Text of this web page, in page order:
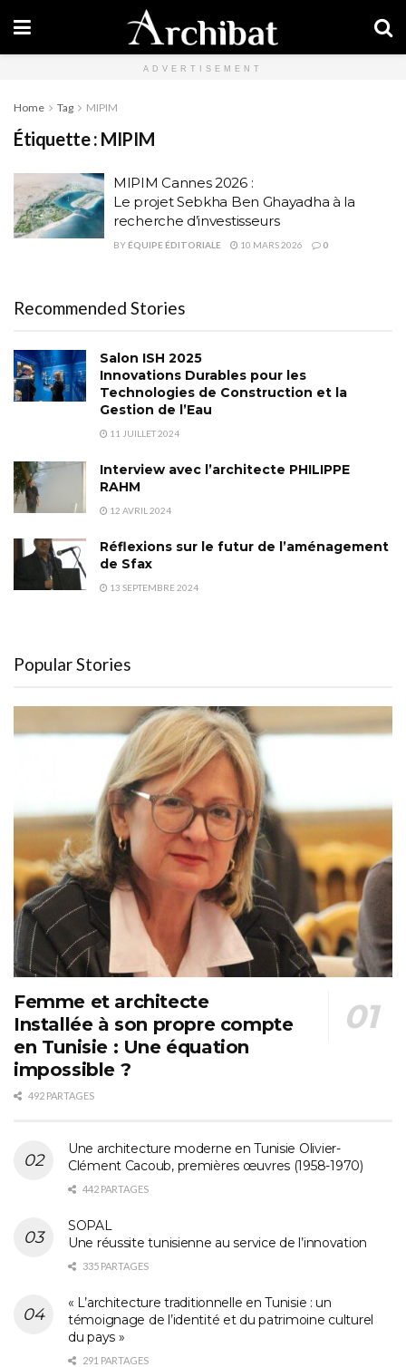
ADVERTISEMENT
Home Tag MIPIM
Étiquette : MIPIM
MIPIM Cannes 2026 :
Le projet Sebkha Ben Ghayadha à la
recherche d’investisseurs
BY ÉQUIPE ÉDITORIALE 10 MARS 2026 0
Recommended Stories
Salon ISH 2025
Innovations Durables pour les
Technologies de Construction et la
Gestion de l’Eau
11 JUILLET 2024
Interview avec l’architecte PHILIPPE
RAHM
12 AVRIL 2024
Réflexions sur le futur de l’aménagement
de Sfax
13 SEPTEMBRE 2024
Popular Stories
Femme et architecte
Installée à son propre compte
en Tunisie : Une équation
impossible ?
492 PARTAGES
Une architecture moderne en Tunisie Olivier-
Clément Cacoub, premières œuvres (1958-1970)
442 PARTAGES
SOPAL
Une réussite tunisienne au service de l’innovation
335 PARTAGES
« L’architecture traditionnelle en Tunisie : un
témoignage de l’identité et du patrimoine culturel
du pays »
291 PARTAGES